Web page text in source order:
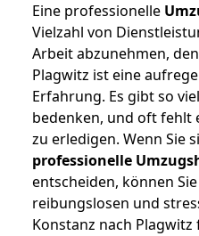
Eine professionelle
Vielzahl von
Arbeit abzunehmen,
Plagwitz ist eine
Erfahrung. Es gibt so
bedenken, und oft fehlt
zu erledigen. Wenn Sie
professionelle
entscheiden, können
reibungslosen und
Konstanz nach Plagwitz